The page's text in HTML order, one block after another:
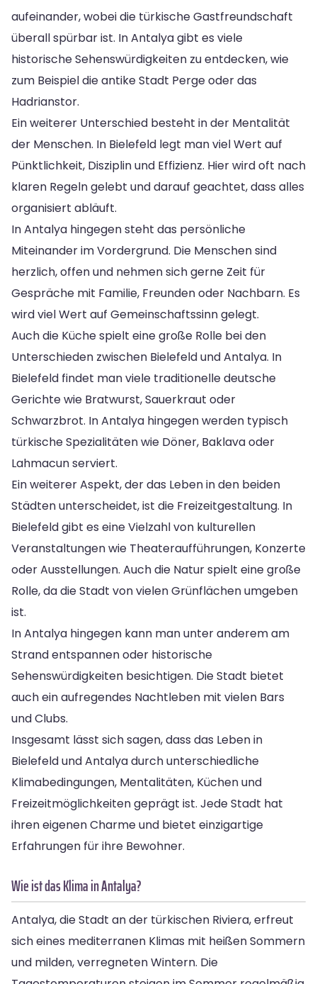
aufeinander, wobei die türkische Gastfreundschaft
überall spürbar ist. In Antalya gibt es viele
historische Sehenswürdigkeiten zu entdecken, wie
zum Beispiel die antike Stadt Perge oder das
Hadrianstor.
Ein weiterer Unterschied besteht in der Mentalität
der Menschen. In Bielefeld legt man viel Wert auf
Pünktlichkeit, Disziplin und Effizienz. Hier wird oft nach
klaren Regeln gelebt und darauf geachtet, dass alles
organisiert abläuft.
In Antalya hingegen steht das persönliche
Miteinander im Vordergrund. Die Menschen sind
herzlich, offen und nehmen sich gerne Zeit für
Gespräche mit Familie, Freunden oder Nachbarn. Es
wird viel Wert auf Gemeinschaftssinn gelegt.
Auch die Küche spielt eine große Rolle bei den
Unterschieden zwischen Bielefeld und Antalya. In
Bielefeld findet man viele traditionelle deutsche
Gerichte wie Bratwurst, Sauerkraut oder
Schwarzbrot. In Antalya hingegen werden typisch
türkische Spezialitäten wie Döner, Baklava oder
Lahmacun serviert.
Ein weiterer Aspekt, der das Leben in den beiden
Städten unterscheidet, ist die Freizeitgestaltung. In
Bielefeld gibt es eine Vielzahl von kulturellen
Veranstaltungen wie Theateraufführungen, Konzerte
oder Ausstellungen. Auch die Natur spielt eine große
Rolle, da die Stadt von vielen Grünflächen umgeben
ist.
In Antalya hingegen kann man unter anderem am
Strand entspannen oder historische
Sehenswürdigkeiten besichtigen. Die Stadt bietet
auch ein aufregendes Nachtleben mit vielen Bars
und Clubs.
Insgesamt lässt sich sagen, dass das Leben in
Bielefeld und Antalya durch unterschiedliche
Klimabedingungen, Mentalitäten, Küchen und
Freizeitmöglichkeiten geprägt ist. Jede Stadt hat
ihren eigenen Charme und bietet einzigartige
Erfahrungen für ihre Bewohner.
Wie ist das Klima in Antalya?
Antalya, die Stadt an der türkischen Riviera, erfreut
sich eines mediterranen Klimas mit heißen Sommern
und milden, verregneten Wintern. Die